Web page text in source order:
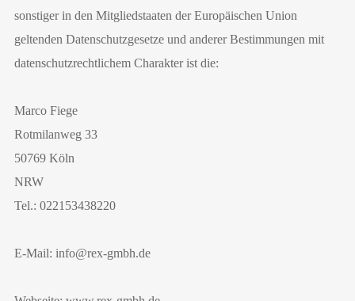
sonstiger in den Mitgliedstaaten der Europäischen Union
geltenden Datenschutzgesetze und anderer Bestimmungen mit
datenschutzrechtlichem Charakter ist die:
Marco Fiege
Rotmilanweg 33
50769 Köln
NRW
Tel.: 022153438220
E-Mail: info@rex-gmbh.de